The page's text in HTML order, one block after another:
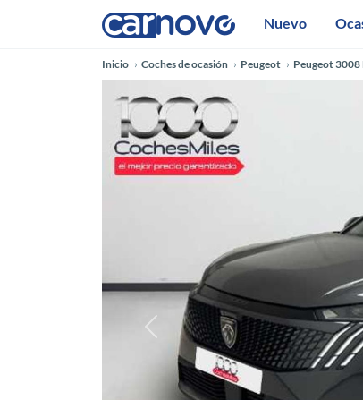
Nuevo
Inicio Coches de ocasión Peugeot Peugeot
Anterior